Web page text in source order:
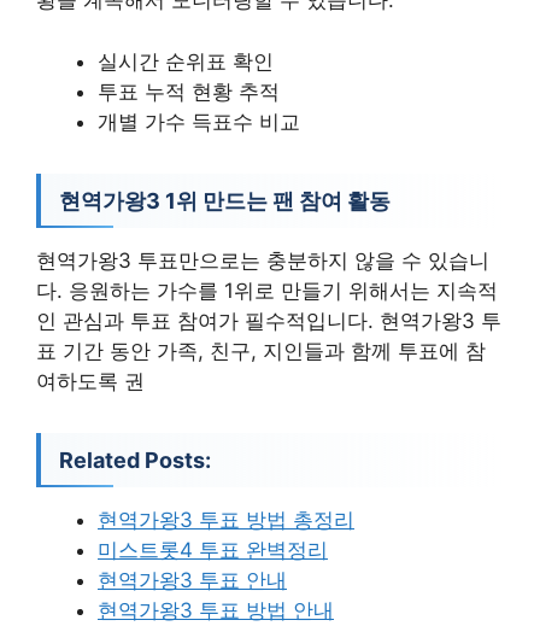
실시간 순위표 확인
투표 누적 현황 추적
개별 가수 득표수 비교
현역가왕3 1위 만드는 팬 참여 활동
현역가왕3 투표만으로는 충분하지 않을 수 있습니
다. 응원하는 가수를 1위로 만들기 위해서는 지속적
인 관심과 투표 참여가 필수적입니다. 현역가왕3 투
표 기간 동안 가족, 친구, 지인들과 함께 투표에 참
여하도록 권
Related Posts:
현역가왕3 투표 방법 총정리
미스트롯4 투표 완벽정리
현역가왕3 투표 안내
현역가왕3 투표 방법 안내